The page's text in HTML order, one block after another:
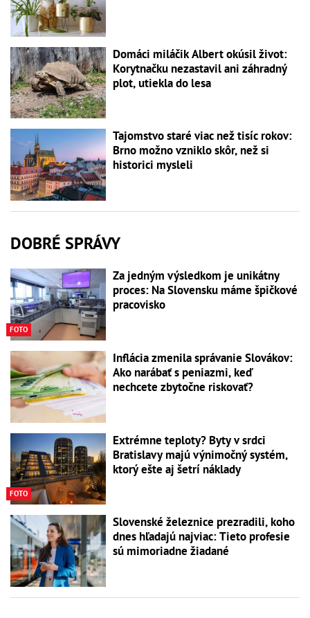
Domáci miláčik Albert okúsil život:
Korytnačku nezastavil ani záhradný
plot, utiekla do lesa
Tajomstvo staré viac než tisíc rokov:
Brno možno vzniklo skôr, než si
historici mysleli
DOBRÉ SPRÁVY
FOTO
Za jedným výsledkom je unikátny
proces: Na Slovensku máme špičkové
pracovisko
Inflácia zmenila správanie Slovákov:
Ako narábať s peniazmi, keď
nechcete zbytočne riskovať?
FOTO
Extrémne teploty? Byty v srdci
Bratislavy majú výnimočný systém,
ktorý ešte aj šetrí náklady
Slovenské železnice prezradili, koho
dnes hľadajú najviac: Tieto profesie
sú mimoriadne žiadané